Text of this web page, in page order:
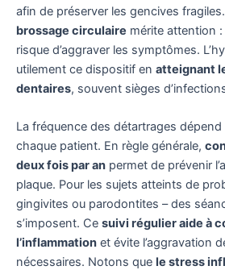
afin de préserver les gencives
brossage circulaire mérite attention
risque d’aggraver les symptômes.
utilement ce dispositif en atteignant
dentaires, souvent sièges
La fréquence des détartrages
chaque patient. En règle générale,
deux fois par an permet de prévenir
plaque. Pour les sujets atteints de
gingivites ou parodontites – des
s’imposent. Ce suivi régulier aide à
l’inflammation et évite l’aggravation
nécessaires. Notons que le stress